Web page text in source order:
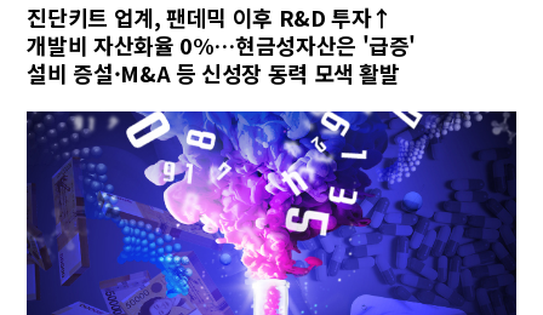
진단키트 업계, 팬데믹 이후 R&D 투자↑
개발비 자산화율 0%…현금성자산은 '급증'
설비 증설·M&A 등 신성장 동력 모색 활발